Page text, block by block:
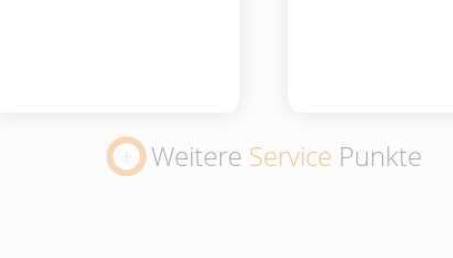
Weitere Service Punkte